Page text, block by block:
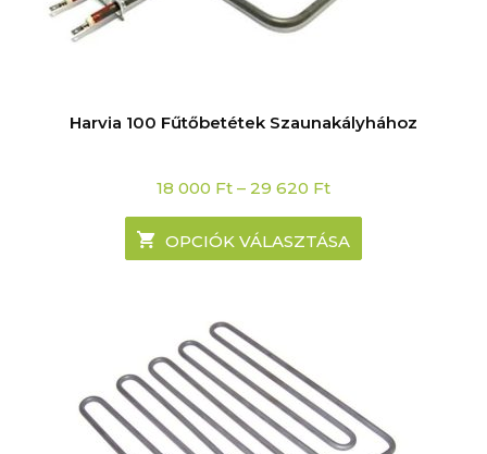
Harvia 100 Fűtőbetétek Szaunakályhához
18 000 Ft – 29 620 FtPrice
18
000 Ft
through
OPCIÓK VÁLASZTÁSA